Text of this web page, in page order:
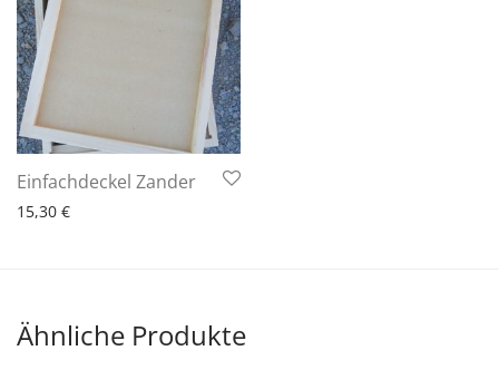
Einfachdeckel Zander
15,30 €
6 - 10 Arbeitstage
Ähnliche Produkte